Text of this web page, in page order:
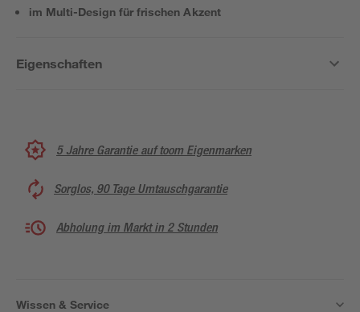
im Multi-Design für frischen Akzent
Eigenschaften
5 Jahre Garantie auf toom Eigenmarken
Sorglos, 90 Tage Umtauschgarantie
Abholung im Markt in 2 Stunden
Wissen & Service